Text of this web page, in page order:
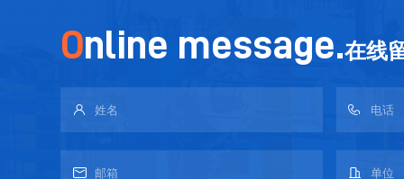
Online message.在线